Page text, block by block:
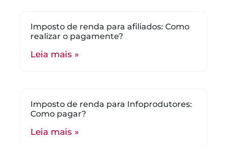
Imposto de renda para afiliados: Como
realizar o pagamente?
Leia mais »
Imposto de renda para Infoprodutores:
Como pagar?
Leia mais »